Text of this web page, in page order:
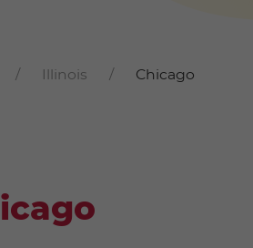
Illinois Chicago